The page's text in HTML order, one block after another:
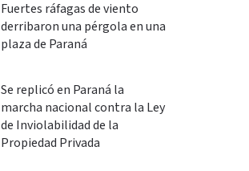
Fuertes ráfagas de viento
derribaron una pérgola en una
plaza de Paraná
Se replicó en Paraná la
marcha nacional contra la Ley
de Inviolabilidad de la
Propiedad Privada